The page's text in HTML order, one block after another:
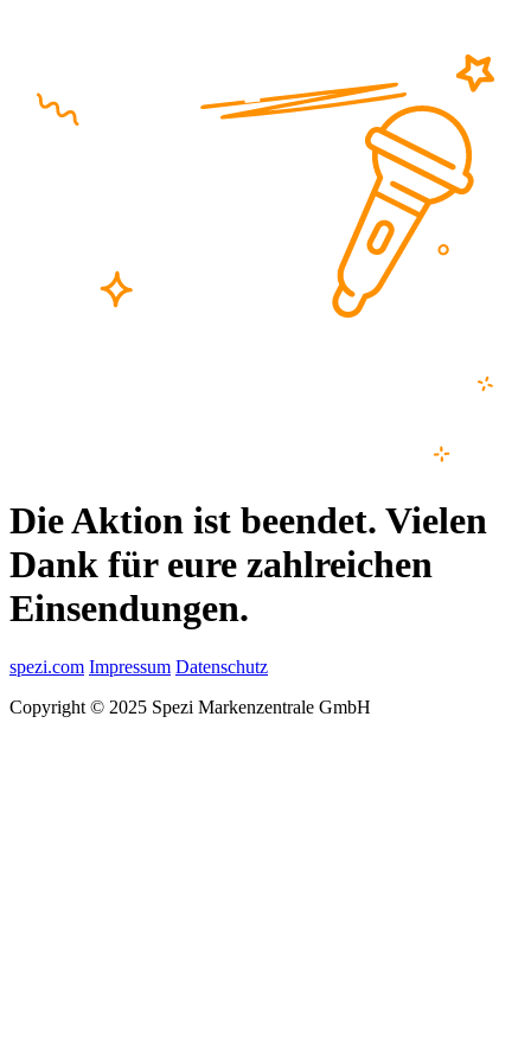
Die Aktion ist beendet. Vielen
Dank für eure zahlreichen
Einsendungen.
spezi.com Impressum Datenschutz
Copyright © 2025 Spezi Markenzentrale GmbH